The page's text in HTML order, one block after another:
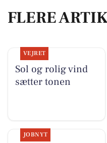
FLERE
VEJRET
Sol og rolig vind
sætter tonen
JOBNYT